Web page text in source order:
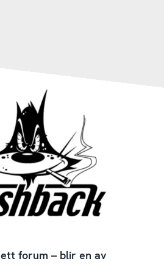
forum – blir en av